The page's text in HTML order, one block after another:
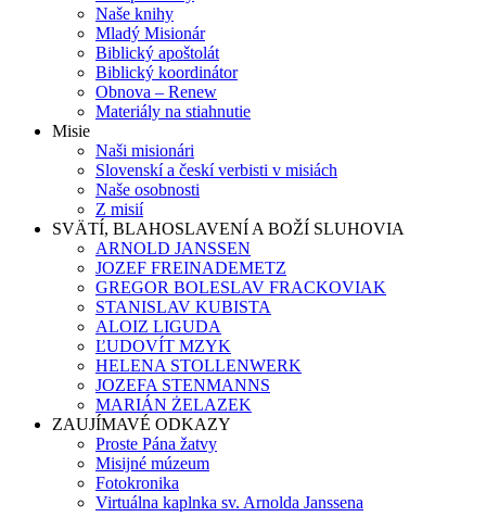
Naše knihy
Mladý Misionár
Biblický apoštolát
Biblický koordinátor
Obnova – Renew
Materiály na stiahnutie
Misie
Naši misionári
Slovenskí a českí verbisti v misiách
Naše osobnosti
Z misií
SVÄTÍ, BLAHOSLAVENÍ A BOŽÍ SLUHOVIA
ARNOLD JANSSEN
JOZEF FREINADEMETZ
GREGOR BOLESLAV FRACKOVIAK
STANISLAV KUBISTA
ALOIZ LIGUDA
ĽUDOVÍT MZYK
HELENA STOLLENWERK
JOZEFA STENMANNS
MARIÁN ŻELAZEK
ZAUJÍMAVÉ ODKAZY
Proste Pána žatvy
Misijné múzeum
Fotokronika
Virtuálna kaplnka sv. Arnolda Janssena